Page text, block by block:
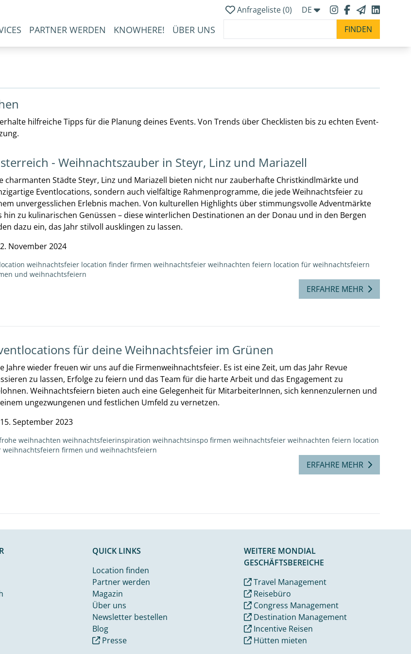
Anfrageliste (0) DE
PARTNER WERDEN KNOWHERE! ÜBER UNS
hilfreiche Tipps für die Planung deines Events. Von Trends über Checklisten bis zu echten Event-
- Weihnachtszauber in Steyr, Linz und Mariazell
charmanten Städte Steyr, Linz und Mariazell bieten nicht nur zauberhafte Christkindlmärkte und
Eventlocations, sondern auch vielfältige Rahmenprogramme, die jede Weihnachtsfeier zu
unvergesslichen Erlebnis machen. Von kulturellen Highlights über stimmungsvolle Adventmärkte
hin zu kulinarischen Genüssen – diese winterlichen Destinationen an der Donau und in den Bergen
dazu ein, das Jahr stilvoll ausklingen zu lassen.
2. November 2024
location weihnachtsfeier location finder firmen weihnachtsfeier weihnachten feiern location für weihnachtsfeiern
und weihnachtsfeiern
ERFAHRE MEHR
für deine Weihnachtsfeier im Grünen
Jahre wieder freuen wir uns auf die Firmenweihnachtsfeier. Es ist eine Zeit, um das Jahr Revue
zu lassen, Erfolge zu feiern und das Team für die harte Arbeit und das Engagement zu
Weihnachtsfeiern bieten auch eine Gelegenheit für MitarbeiterInnen, sich kennenzulernen und
ungezwungenen und festlichen Umfeld zu vernetzen.
15. September 2023
weihnachten weihnachtsfeierinspiration weihnachtsinspo firmen weihnachtsfeier weihnachten feiern location
weihnachtsfeiern firmen und weihnachtsfeiern
ERFAHRE MEHR
QUICK LINKS
Location finden
Partner werden
Magazin
Über uns
Newsletter bestellen
Blog
Presse
WEITERE MONDIAL
GESCHÄFTSBEREICHE
Travel Management
Reisebüro
Congress Management
Destination Management
Incentive Reisen
Hütten mieten